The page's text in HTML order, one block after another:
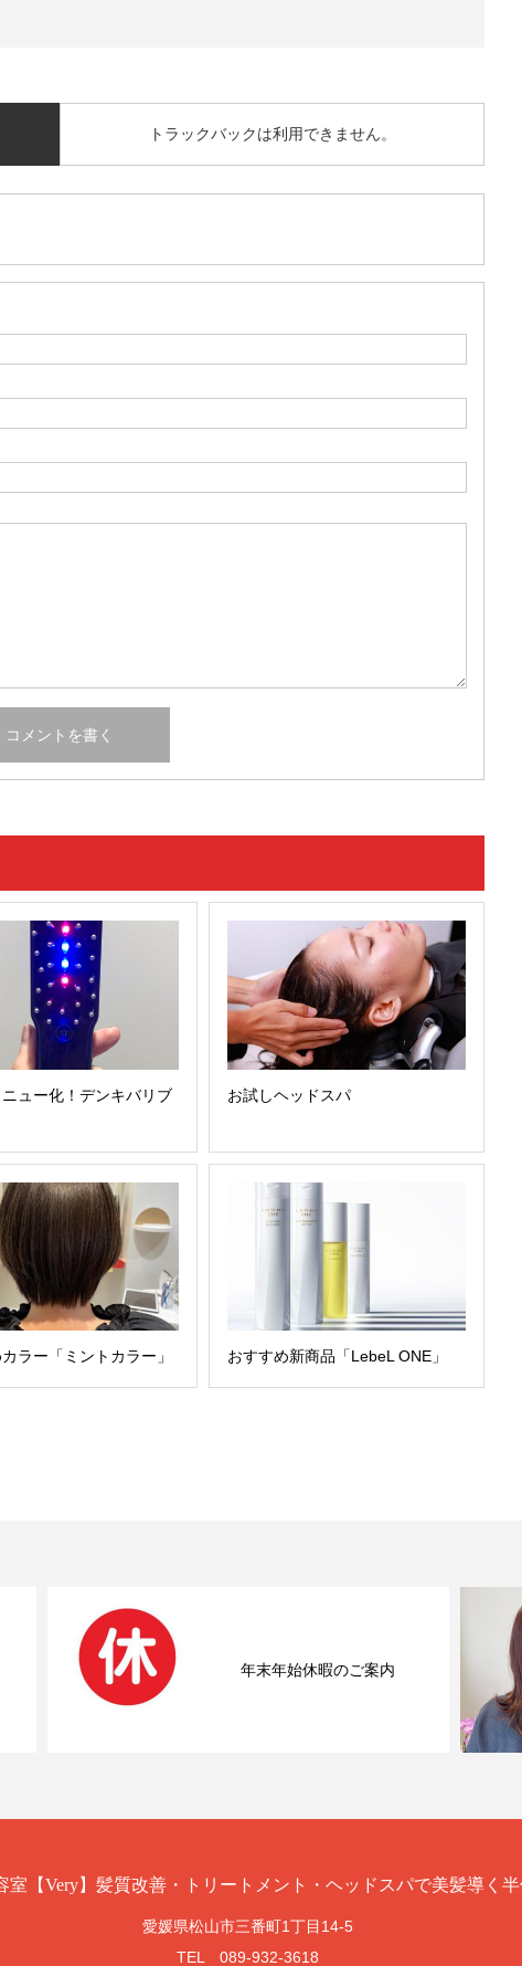
トラックバックは利用できません。
ュー化！デンキバリブ お試しヘッドスパ
ラー「ミントカラー」 おすすめ新商品「LebeL ONE」
年末年始休暇のご案内
愛媛県松山市三番町1丁目14-5
TEL 089-932-3618